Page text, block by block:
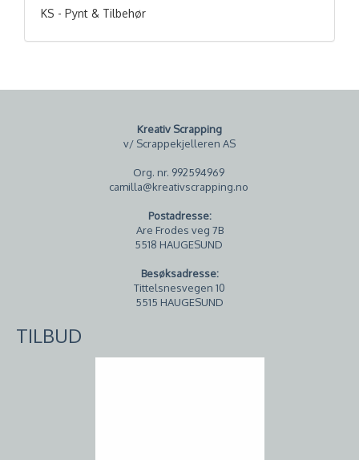
KS - Pynt & Tilbehør
Kreativ Scrapping
v/ Scrappekjelleren AS
Org. nr. 992594969
camilla@kreativscrapping.no
Postadresse:
Are Frodes veg 7B
5518 HAUGESUND
Besøksadresse:
Tittelsnesvegen 10
5515 HAUGESUND
TILBUD